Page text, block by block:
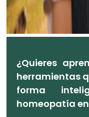
¿Quieres
herramientas
forma
homeopatía